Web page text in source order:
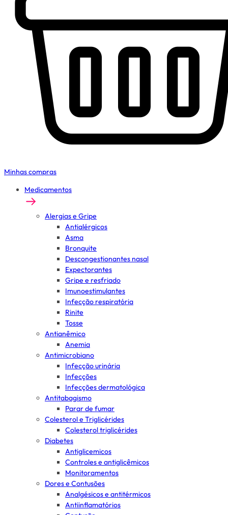
Minhas compras
Medicamentos
Alergias e Gripe
Antialérgicos
Asma
Bronquite
Descongestionantes nasal
Expectorantes
Gripe e resfriado
Imunoestimulantes
Infecção respiratória
Rinite
Tosse
Antianêmico
Anemia
Antimicrobiano
Infecção urinária
Infecções
Infecções dermatológica
Antitabagismo
Parar de fumar
Colesterol e Triglicérides
Colesterol triglicérides
Diabetes
Antiglicemicos
Controles e antiglicêmicos
Monitoramentos
Dores e Contusões
Analgésicos e antitérmicos
Antiinflamatórios